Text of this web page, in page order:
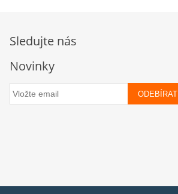
Sledujte nás
Novinky
ODEBÍRAT